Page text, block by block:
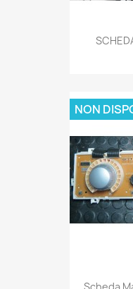
Scheda
NON